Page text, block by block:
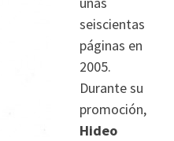
seiscientas
páginas en
2005.
Durante su
promoción,
Hideo